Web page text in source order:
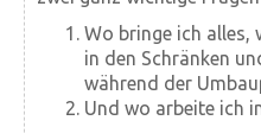
Wo bringe ich alles,
in den Schränken
während der
Und wo arbeite ich